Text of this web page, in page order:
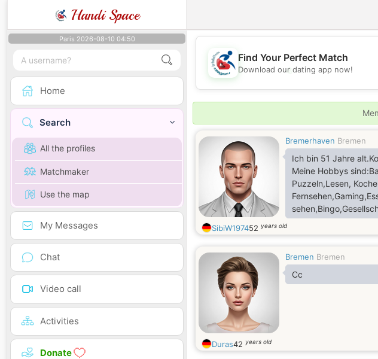
Handi Space
Paris 2026-08-10 04:50
Home
Search
All the profiles
Matchmaker
Use the map
My Messages
Chat
Video call
Activities
Donate
💖
Find Your Perfect Match
Download our dating app now!
Bremerhaven Bremen
Ich bin 51 Jahre
Meine Hobbys
Puzzeln,Lesen,
besuchen,Handy
SibiW197452 years old
Bremen Bremen
Cc
Duras42 years old